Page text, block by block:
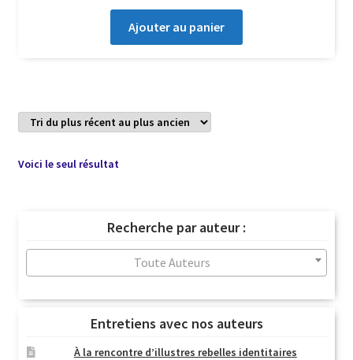
Ajouter au panier
Voici le seul résultat
Recherche par auteur :
Toute Auteurs
Entretiens avec nos auteurs
À la rencontre d’illustres rebelles identitaires